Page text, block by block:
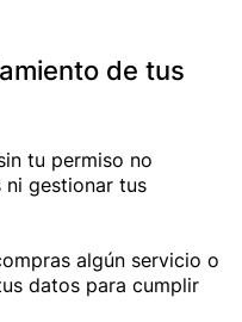
de tus
tu permiso no
ni gestionar tus
algún servicio o
datos para cumplir